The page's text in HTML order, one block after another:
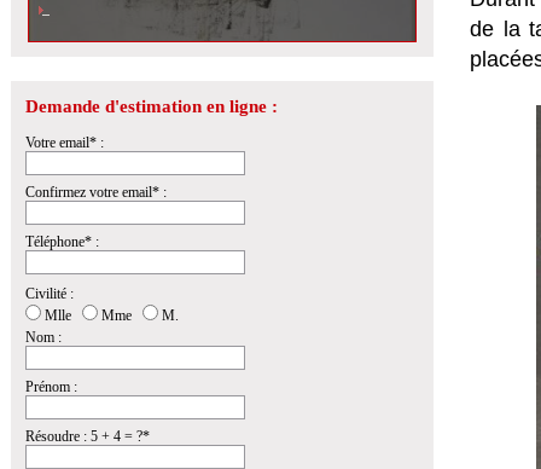
Estimation d\'un dessin de César, vendu
Demande d'estimation en ligne :
Votre email* :
Confirmez votre email* :
Téléphone* :
Civilité :
Mlle
Mme
M.
Nom :
Prénom :
Résoudre : 5 + 4 = ?*
de la